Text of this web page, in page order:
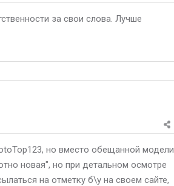
за свои слова. Лучше
но вместо обещанной модели
новая", но при детальном осмотре
на отметку б\у на своем сайте,